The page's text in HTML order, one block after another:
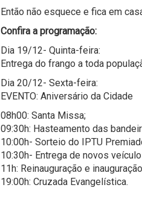
Então não esquece e fica em
Confira a programação:
Dia 19/12- Quinta-feira:
Entrega do frango a toda
Dia 20/12- Sexta-feira:
EVENTO: Aniversário da Cidade
08h00: Santa Missa;
09:30h: Hasteamento das
10:00h- Sorteio do IPTU
10:30h- Entrega de novos
11h: Reinauguração e inauguração
19:00h: Cruzada Evangelística.